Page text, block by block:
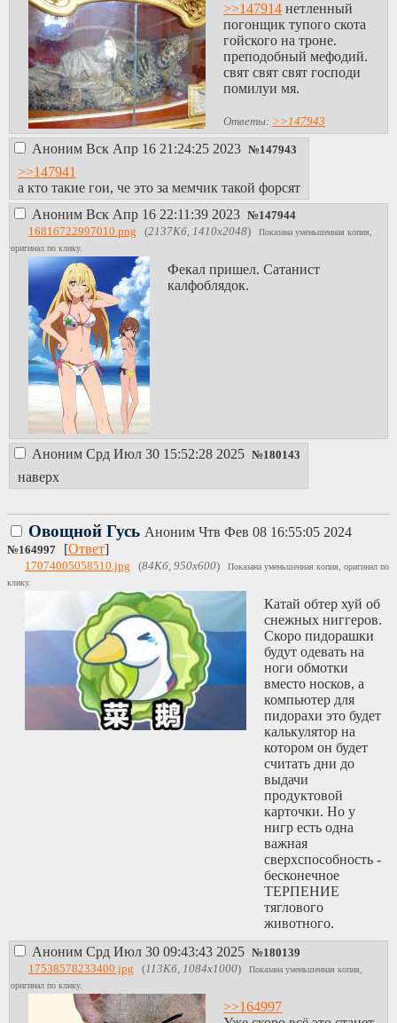
>>147914 нетленный
погонщик тупого скота
гойского на троне.
преподобный мефодий.
свят свят свят господи
помилуи мя.
Ответы: >>147943
Аноним Вск Апр 16 21:24:25 2023 №147943
>>147941
а кто такие гои, че это за мемчик такой форсят
Аноним Вск Апр 16 22:11:39 2023 №147944
16816722997010.png (2137Кб, 1410x2048)
Показана уменьшенная копия,
оригинал по клику.
Фекал пришел. Сатанист
калфоблядок.
Аноним Срд Июл 30 15:52:28 2025 №180143
наверх
Овощной Гусь Аноним Чтв Фев 08 16:55:05 2024
№164997 [Ответ]
17074005058510.jpg (84Кб, 950x600)
Показана уменьшенная копия, оригинал по
клику.
Катай обтер хуй об
снежных ниггеров.
Скоро пидорашки
будут одевать на
ноги обмотки
вместо носков, а
компьютер для
пидорахи это будет
калькулятор на
котором он будет
считать дни до
выдачи
продуктовой
карточки. Но у
нигр есть одна
важная
сверхспособность -
бесконечное
ТЕРПЕНИЕ
тяглового
животного.
Аноним Срд Июл 30 09:43:43 2025 №180139
17538578233400.jpg (113Кб, 1084x1000)
Показана уменьшенная копия,
оригинал по клику.
>>164997